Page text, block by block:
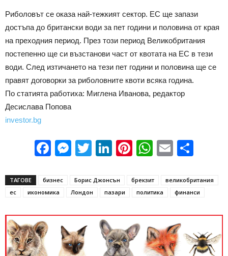
Риболовът се оказа най-тежкият сектор. ЕС ще запази
достъпа до британски води за пет години и половина от края
на преходния период. През този период Великобритания
постепенно ще си възстанови част от квотата на ЕС в тези
води. След изтичането на тези пет години и половина ще се
правят договорки за риболовните квоти всяка година.
По статията работиха: Миглена Иванова, редактор
Десислава Попова
investor.bg
Facebook
Messenger
Twitter
LinkedIn
Pinterest
WhatsApp
Email
ТАГОВЕ бизнес Борис Джонсън брекзит
великобритания
ес
икономика Лондон пазари политика финанси